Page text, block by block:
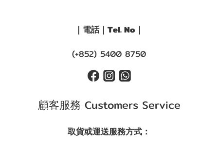
｜電話｜Tel. No｜
(+852) 5400 8750
顧客服務 Customers Service
取貨或運送服務方式：